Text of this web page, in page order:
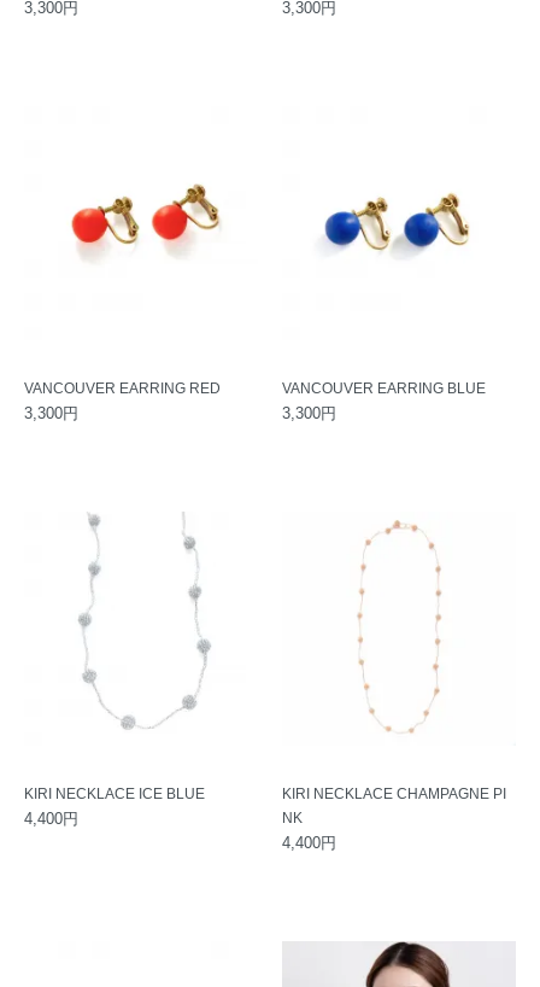
3,300円 3,300円
VANCOUVER EARRING RED
3,300円
VANCOUVER EARRING BLUE
3,300円
KIRI NECKLACE ICE BLUE
4,400円
KIRI NECKLACE CHAMPAGNE PI
NK
4,400円